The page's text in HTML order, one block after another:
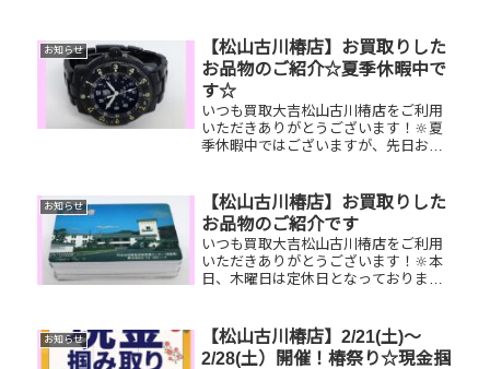
断られたものや、片手でお持ちいただ
けるものならお買取りできるお品が...
お知らせ
【松山古川椿店】お買取りした
お品物のご紹介☆夏季休暇中で
す☆
いつも買取大吉松山古川椿店をご利用
いただきありがとうございます！🔆夏
季休暇中ではございますが、先日お買
／バーバリーキーケースお家で眠って
いるお品物はございませんか？その...
お知らせ
【松山古川椿店】お買取りした
お品物のご紹介です
いつも買取大吉松山古川椿店をご利用
いただきありがとうございます！🔆本
日、木曜日は定休日となっております
ハンドバッグお家で眠っているお品物
はございませんか？そのお品物...
お知らせ
【松山古川椿店】2/21(土)～
2/28(土）開催！椿祭り☆現金掴